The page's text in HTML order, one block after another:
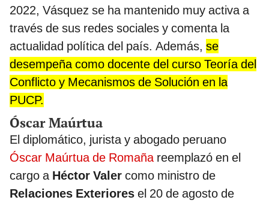
2022, Vásquez se ha mantenido muy activa a
través de sus redes sociales y comenta la
actualidad política del país. Además, se
desempeña como docente del curso Teoría del
Conflicto y Mecanismos de Solución en la
PUCP.
Óscar Maúrtua
El diplomático, jurista y abogado peruano
Óscar Maúrtua de Romaña reemplazó en el
cargo a Héctor Valer como ministro de
Relaciones Exteriores el 20 de agosto de